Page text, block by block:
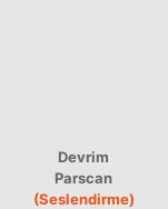
Devrim
Parscan
(Seslendirme)